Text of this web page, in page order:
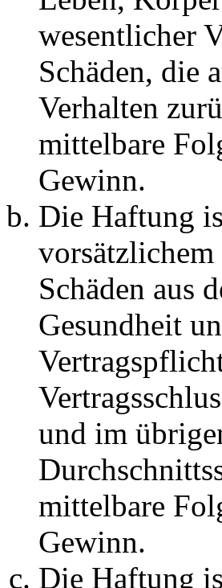
wesentlicher
Schäden, die
Verhalten
mittelbare
Gewinn.
Die Haftung
Schäden aus
Gesundheit
und im
mittelbare
Gewinn.
Die Haftung